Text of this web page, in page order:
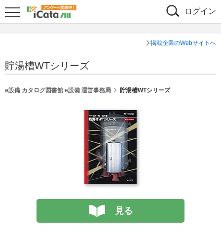
ログイン
掲載企業のWebサイトへ
貯湯槽WTシリーズ
e設備 カタログ図書館 e設備 運営事務局 貯湯槽WTシリーズ
見る